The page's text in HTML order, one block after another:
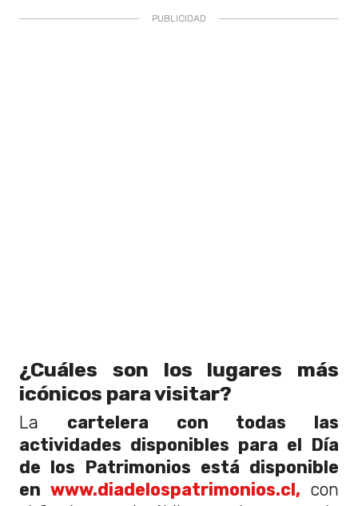
¿Cuáles son los lugares más
icónicos para visitar?
La cartelera con todas las
actividades disponibles para el Día
de los Patrimonios está disponible
en www.diadelospatrimonios.cl, con